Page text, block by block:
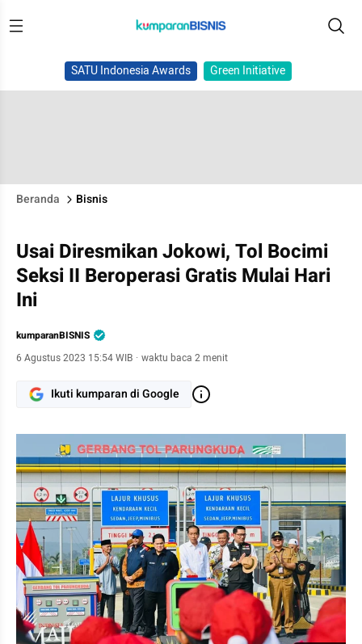
SATU Indonesia Awards Green Initiative
Beranda Bisnis
Usai Diresmikan Jokowi, Tol Bocimi
Seksi II Beroperasi Gratis Mulai Hari
Ini
kumparanBISNIS
6 Agustus 2023 15:54 WIB · waktu baca 2 menit
Ikuti kumparan di Google